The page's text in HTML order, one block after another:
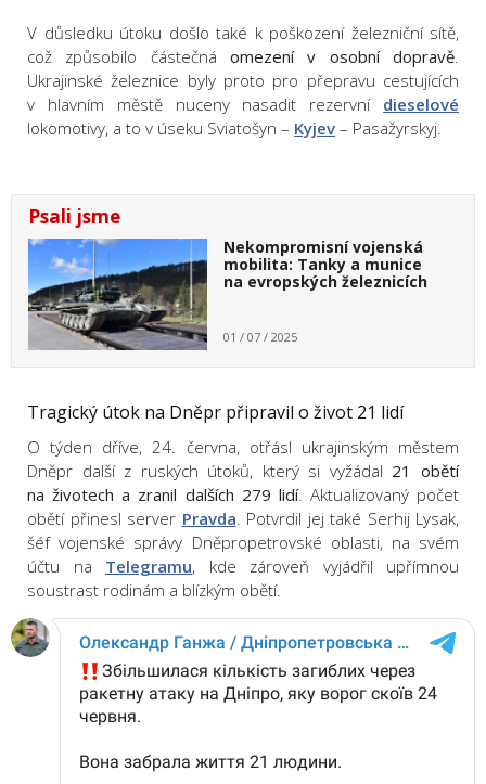
V důsledku útoku došlo také k poškození železniční sítě,
což způsobilo částečná omezení v osobní dopravě.
Ukrajinské železnice byly proto pro přepravu cestujících
v hlavním městě nuceny nasadit rezervní dieselové
lokomotivy, a to v úseku Sviatošyn – Kyjev – Pasažyrskyj.
Psali jsme
Nekompromisní vojenská
mobilita: Tanky a munice
na evropských železnicích
01 / 07 / 2025
Tragický útok na Dněpr připravil o život 21 lidí
O týden dříve, 24. června, otřásl ukrajinským městem
Dněpr další z ruských útoků, který si vyžádal 21 obětí
na životech a zranil dalších 279 lidí. Aktualizovaný počet
obětí přinesl server Pravda . Potvrdil jej také Serhij Lysak,
šéf vojenské správy Dněpropetrovské oblasti, na svém
účtu na Telegramu, kde zároveň vyjádřil upřímnou
soustrast rodinám a blízkým obětí.